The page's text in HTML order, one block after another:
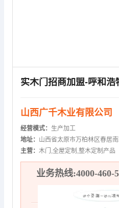
山西广千木业有限公司
经营模式： 生产加工
地址： 山西省太原市万柏林区春居
主营： 木门,全屋定制,整木定制产品
业务热线:4000-460-